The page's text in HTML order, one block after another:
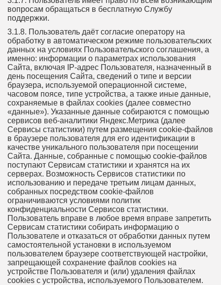
вопросам обращаться в бесплатную Службу
поддержки.
3.1.8. Пользователь даёт согласие оператору на
обработку в автоматическом режиме пользовательских
данных на условиях Пользовательского соглашения, а
именно: информации о параметрах использования
Сайта, включая IP-адрес Пользователя, назначенный в
день посещения Сайта, сведений о типе и версии
браузера, используемой операционной системе,
часовом поясе, типе устройства, а также иные данные,
сохраняемые в файлах cookies (далее совместно
«данные»). Указанные данные собираются с помощью
сервисов веб-аналитики Яндекс.Метрика (далее
Сервисы статистики) путем размещения cookie-файлов
в браузере пользователя для его идентификации в
качестве уникального пользователя при посещении
Сайта. Данные, собранные с помощью cookie-файлов
поступают Сервисам статистики и хранятся на их
серверах. Возможность Сервисов статистики по
использованию и передаче третьим лицам данных,
собранных посредством cookie-файлов
ограничиваются условиями политик
конфиденциальности Сервисов статистики.
Пользователь вправе в любое время вправе запретить
Сервисам статистики собирать информацию о
Пользователе и отказаться от обработки данных путем
самостоятельной установки в используемом
пользователем браузере соответствующей настройки,
запрещающей сохранение файлов cookies на
устройстве Пользователя и (или) удаления файлах
cookies с устройства, используемого Пользователем.